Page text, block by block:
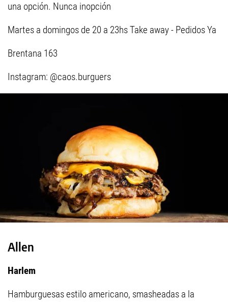
una opción. Nunca inopción
Martes a domingos de 20 a 23hs Take away - Pedidos Ya
Brentana 163
Instagram: @caos.burguers
Allen
Harlem
Hamburguesas estilo americano, smasheadas a la